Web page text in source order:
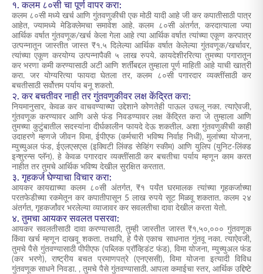
१. कलम ८०सी चा पूर्ण वापर करा:
कलम ८०सी मध्ये खर्च आणि गुंतवणुकीची एक मोठी यादी आहे जी कर कपातीसाठी पात्र
आहेत, ज्यामध्ये मेडिक्लेमचा समावेश आहे.कलम ८०सीअंतर्गत, करदात्याला ज्या
आर्थिक वर्षात गुंतवणूक/खर्च केला गेला आहे त्या आर्थिक वर्षात त्यांच्या एकूण करपात्र
उत्पन्नातून जास्तीत जास्त ₹१.५ दिलेल्या आर्थिक वर्षात केलेल्या गुंतवणूक/खर्चावर,
त्यांच्या एकूण करयोग्य उत्पन्नापैकी ५ लाख रुपये. कायदेशीररित्या तुमच्या पगारातून
कर भरणा कमी करण्यासाठी अटी आणि शर्तींबद्दल तुम्हाला पूर्ण माहिती आहे याची खात्री
करा. जर योग्यरित्या फायदा घेतला तर, कलम ८०सी पगारदार व्यक्तींसाठी कर
बचतीसाठी सर्वोत्तम पर्याय बनू शकतो.
२. कर बचतीवर नाही तर गुंतवणुकीवर लक्ष केंद्रित करा:
नियमानुसार, केवळ कर वाचवण्याच्या उद्देशाने कोणतेही पाऊल उचलू नका. त्याऐवजी,
गुंतवणूक करण्यावर आणि असे फंड निवडण्यावर लक्ष केंद्रित करा जे तुम्हाला आणि
तुमच्या कुटुंबातील सदस्यांना दीर्घकालीन फायदे देऊ शकतील. अशा गुंतवणुकीची काही
उदाहरणे म्हणजे जीवन विमा, ईपीएफ (कर्मचारी भविष्य निर्वाह निधी), मुलांच्या योजना,
म्युच्युअल फंड, ईएलएसएस (इक्विटी लिंक्ड सेव्हिंग स्कीम) आणि युलिप(युनिट-लिंक्ड
इन्शुरन्स प्लॅन). हे केवळ पगारदार व्यक्तींसाठी कर बचतीचा पर्याय म्हणून काम करत
नाहीत तर तुमचे आर्थिक भविष्य देखील सुरक्षित करतात.
३. गृहकर्ज घेण्याचा विचार करा:
आयकर कायद्याच्या कलम ८०सी अंतर्गत, ₹१ पर्यंत घरमालक त्यांच्या गृहकर्जाच्या
परतफेडीच्या रकमेतून कर कपातीपासून 5 लाख रुपये सूट मिळवू शकतात. कलम २४
अंतर्गत, गृहकर्जांवर भरलेल्या व्याजावर कर सवलतीचा दावा देखील करता येतो.
४. तुमचा आयकर सवलत पसरवा:
आयकर सवलतीसाठी दावा करण्यासाठी, तुम्ही जास्तीत जास्त ₹१,५०,००० गुंतवणूक
किंवा खर्च म्हणून दाखवू शकता. तथापि, हे पैसे एकाच साधनात गुंतवू नका. त्याऐवजी,
तुमचे पैसे गुंतवण्यासाठी पीपीएफ (पब्लिक प्रॉव्हिडंट फंड), विमा योजना, म्युच्युअल फंड
(कर भरणे), राष्ट्रीय बचत प्रमाणपत्रे (एनएससी), विमा योजना इत्यादी विविध
गुंतवणूक साधने निवडा. , तुमचे पैसे गुंतवण्यासाठी. आपला कमाईचा स्तर, आर्थिक उद्दिष्टे